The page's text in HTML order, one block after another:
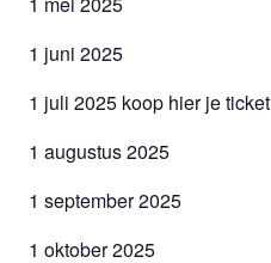
1 juni 2025
1 juli 2025 koop hier je ticket
1 augustus 2025
1 september 2025
1 oktober 2025